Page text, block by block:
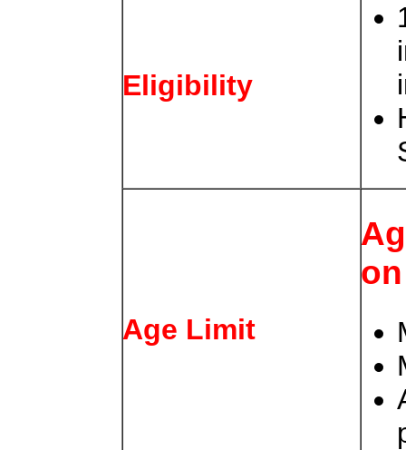
Eligibility
Age Limit